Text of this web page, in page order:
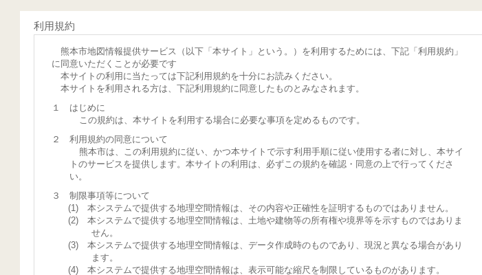
利用規約
熊本市地図情報提供サービス（以下「本サイト」という。）を利用するためには、下記「利用規約」
に同意いただくことが必要です
本サイトの利用に当たっては下記利用規約を十分にお読みください。
本サイトを利用される方は、下記利用規約に同意したものとみなされます。
１ はじめに
この規約は、本サイトを利用する場合に必要な事項を定めるものです。
２ 利用規約の同意について
熊本市は、この利用規約に従い、かつ本サイトで示す利用手順に従い使用する者に対し、本サイ
トのサービスを提供します。本サイトの利用は、必ずこの規約を確認・同意の上で行ってくださ
い。
３ 制限事項等について
(1) 本システムで提供する地理空間情報は、その内容や正確性を証明するものではありません。
(2) 本システムで提供する地理空間情報は、土地や建物等の所有権や境界等を示すものではありま
せん。
(3) 本システムで提供する地理空間情報は、データ作成時のものであり、現況と異なる場合があり
ます。
(4) 本システムで提供する地理空間情報は、表示可能な縮尺を制限しているものがあります。